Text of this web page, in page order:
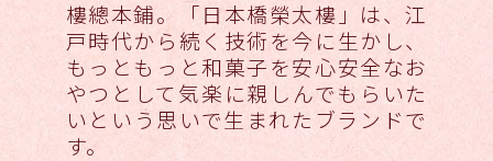
樓總本鋪。「日本橋榮太樓」は、江
戸時代から続く技術を今に生かし、
もっともっと和菓子を安心安全なお
やつとして気楽に親しんでもらいた
いという思いで生まれたブランドで
す。